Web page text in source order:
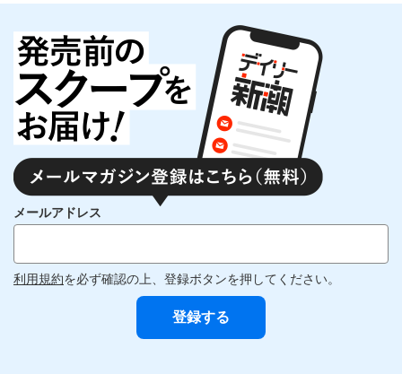
メールアドレス
利用規約を必ず確認の上、登録ボタンを押してください。